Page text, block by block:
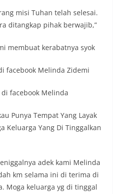
misi Tuhan telah selesai.
ditangkap pihak berwajib,”
membuat kerabatnya syok
facebook Melinda Zidemi
facebook Melinda
Punya Tempat Yang Layak
Keluarga Yang Di Tinggalkan
adek kami Melinda
km selama ini di terima di
Moga keluarga yg di tinggal